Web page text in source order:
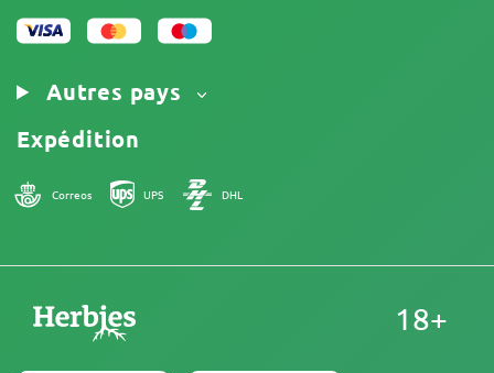
Autres pays
Expédition
Correos UPS DHL
18+